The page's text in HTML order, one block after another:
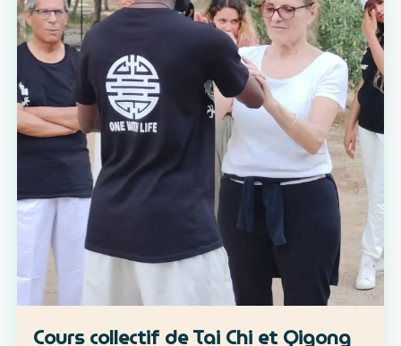
Cours collectif de Tai Chi et Qigong